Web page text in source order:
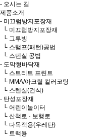
- 오시는 길
제품소개
- 미끄럼방지포장재
└ 미끄럼방지포장재
└ 그루빙
└ 스탬프(패턴)공법
└ 스텐실 공법
- 도막형바닥재
└ 스트리트 프린트
└ MMA/아크릴 컬러코팅
└ 스텐실(건식)
- 탄성포장재
└ 어린이놀이터
└ 산책로 · 보행로
└ 다목적용(우레탄)
└ 트랙용